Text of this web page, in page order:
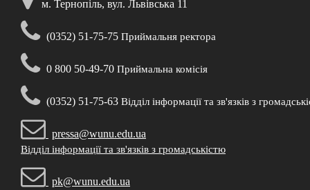
м. Тернопіль, вул. Львівська 11
(0352) 51-75-75 Приймальня ректора
0 800 50-49-70 Приймальна комісія
(0352) 51-75-63 Відділ інформації та зв'язків з
pressa@wunu.edu.ua
Відділ інформації та зв'язків з громадськістю
pk@wunu.edu.ua